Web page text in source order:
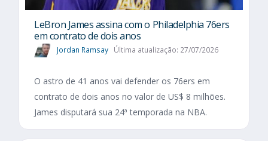
LeBron James assina com o Philadelphia 76ers
em contrato de dois anos
Jordan Ramsay Última atualização: 27/07/2026
O astro de 41 anos vai defender os 76ers em
contrato de dois anos no valor de US$ 8 milhões.
James disputará sua 24ª temporada na NBA.